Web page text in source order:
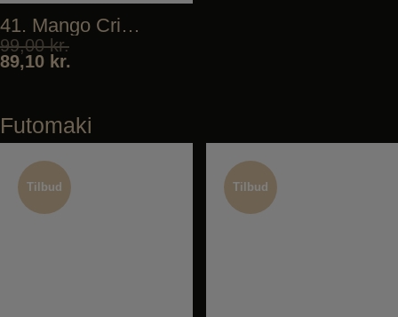
41. Mango Crispy
99,00kr.
89,10 kr.
Futomaki
Tilbud
Tilbud
Tilbud